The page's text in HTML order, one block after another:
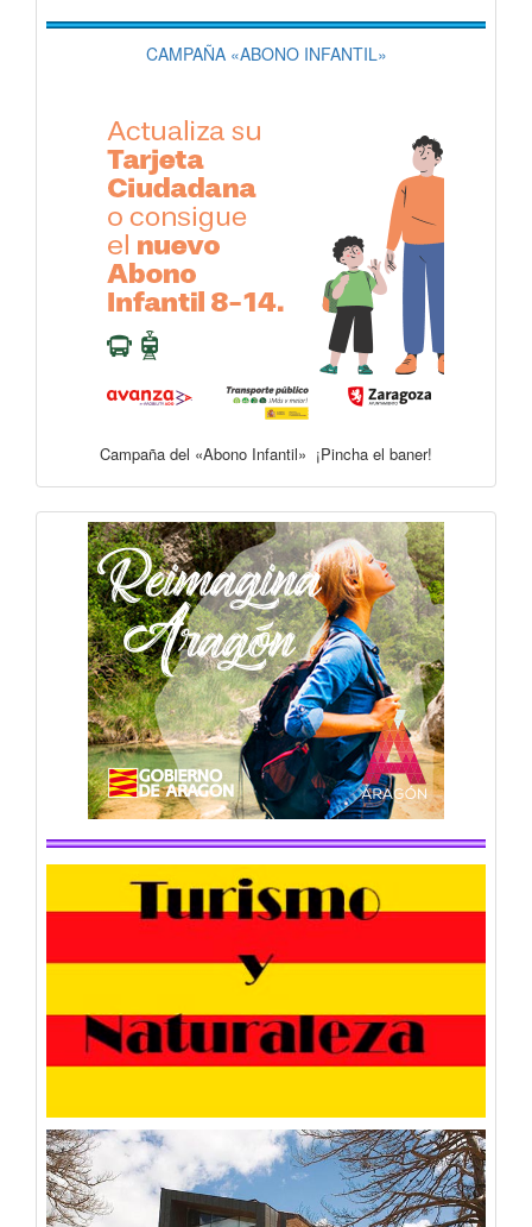
CAMPAÑA «ABONO INFANTIL»
Campaña del «Abono Infantil» ¡Pincha el baner!